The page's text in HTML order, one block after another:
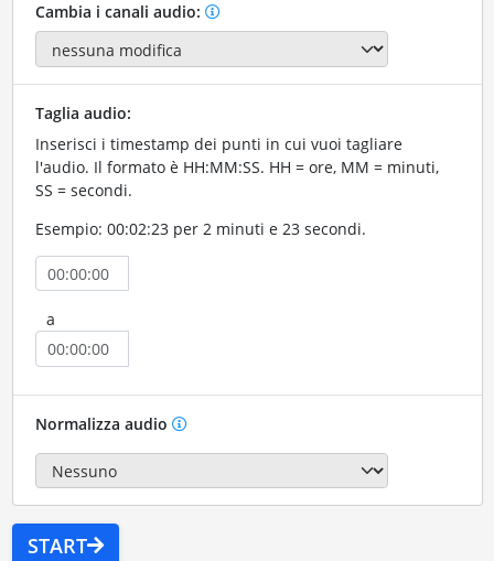
Cambia i canali audio:
Taglia audio:
Inserisci i timestamp dei punti in cui vuoi tagliare
l'audio. Il formato è HH:MM:SS. HH = ore, MM = minuti,
SS = secondi.
Esempio: 00:02:23 per 2 minuti e 23 secondi.
a
Normalizza audio
START